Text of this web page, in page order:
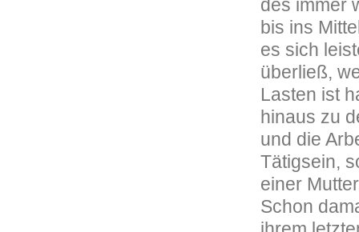
des immer
bis ins
es sich
überließ,
Lasten ist
hinaus zu
und die
Tätigsein,
einer
Schon